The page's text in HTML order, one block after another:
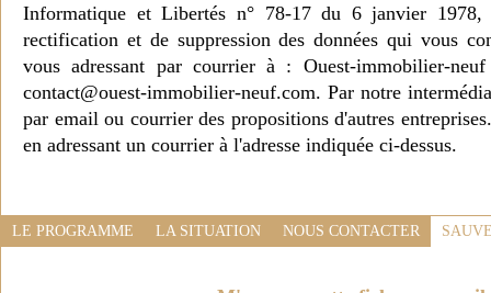
Informatique et Libertés n° 78-17 du 6 janvier 1978,
rectification et de suppression des données qui vous
vous adressant par courrier à : Ouest-immobilier-
contact@ouest-immobilier-neuf.com. Par notre
par email ou courrier des propositions d'autres
en adressant un courrier à l'adresse indiquée ci-dessus.
LE PROGRAMME LA SITUATION NOUS CONTACTER